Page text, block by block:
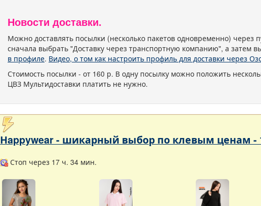
Новости доставки.
Можно доставлять посылки (несколько пакетов одновременно) через
сначала выбрать "Доставку через транспортную компанию", а затем
в профиле. Видео, о том как настроить профиль для доставки через
Стоимость посылки - от 160 р. В одну посылку можно положить
ЦВЗ Мультидоставки платить не нужно.
Нappywear - шикарный выбор по клевым ценам -
Стоп через 17 ч. 34 мин.